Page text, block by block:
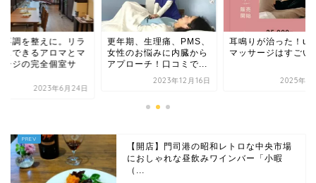
期、生理痛、PMS、
のお悩みに内臓から
ローチ！口コミで...
耳鳴りが治った！uruの
マッサージはすごい！
2025年1月18日
体の不調を整えに。
ックスできるアロマ
【開店】門司港の昭和レトロな中央市場
におしゃれな昼飲みワインバー「小暇
（...